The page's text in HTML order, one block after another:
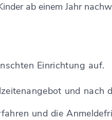
ab einem Jahr
Einrichtung auf.
und nach
und die